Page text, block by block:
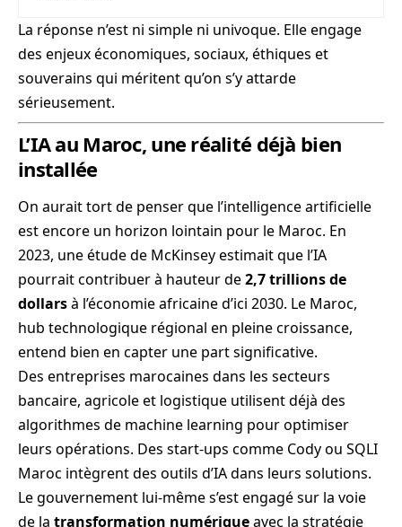
La réponse n’est ni simple ni univoque. Elle engage
des enjeux économiques, sociaux, éthiques et
souverains qui méritent qu’on s’y attarde
sérieusement.
L’IA au Maroc, une réalité déjà bien
installée
On aurait tort de penser que l’intelligence artificielle
est encore un horizon lointain pour le Maroc. En
2023, une étude de McKinsey estimait que l’IA
pourrait contribuer à hauteur de2,7 trillions de
dollarsà l’économie africaine d’ici 2030. Le Maroc,
hub technologique régional en pleine croissance,
entend bien en capter une part significative.
Des entreprises marocaines dans les secteurs
bancaire, agricole et logistique utilisent déjà des
algorithmes de machine learning pour optimiser
leurs opérations. Des start-ups comme Cody ou SQLI
Maroc intègrent des outils d’IA dans leurs solutions.
Le gouvernement lui-même s’est engagé sur la voie
de la transformation numériqueavec la stratégie